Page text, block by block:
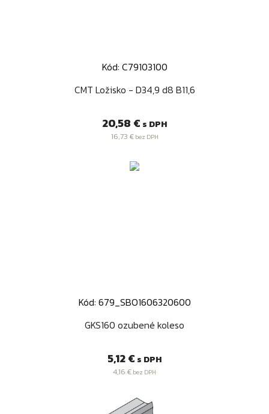
Kód: C79103100
CMT Ložisko - D34,9 d8 B11,6
Cena
20,58 € s DPH
16,73 €bez DPH
Kód: 679_SBO1606320600
GKS160 ozubené koleso
Cena
5,12 € s DPH
4,16 € bez DPH